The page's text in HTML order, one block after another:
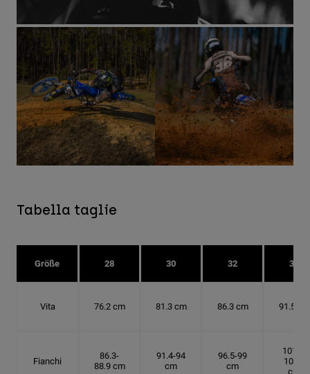
Tabella taglie
Größe 28 30 32 34
Vita 76.2 cm 81.3 cm 86.3 cm 91.5 cm
Fianchi
86.3-
88.9 cm
91.4-94
cm
96.5-99
cm
101.6-
104.1
cm